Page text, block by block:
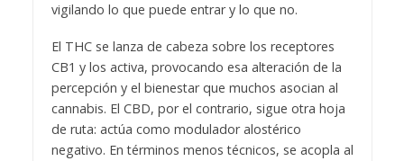
vigilando lo que puede entrar y lo que no.
El THC se lanza de cabeza sobre los receptores
CB1 y los activa, provocando esa alteración de la
percepción y el bienestar que muchos asocian al
cannabis. El CBD, por el contrario, sigue otra hoja
de ruta: actúa como modulador alostérico
negativo. En términos menos técnicos, se acopla al